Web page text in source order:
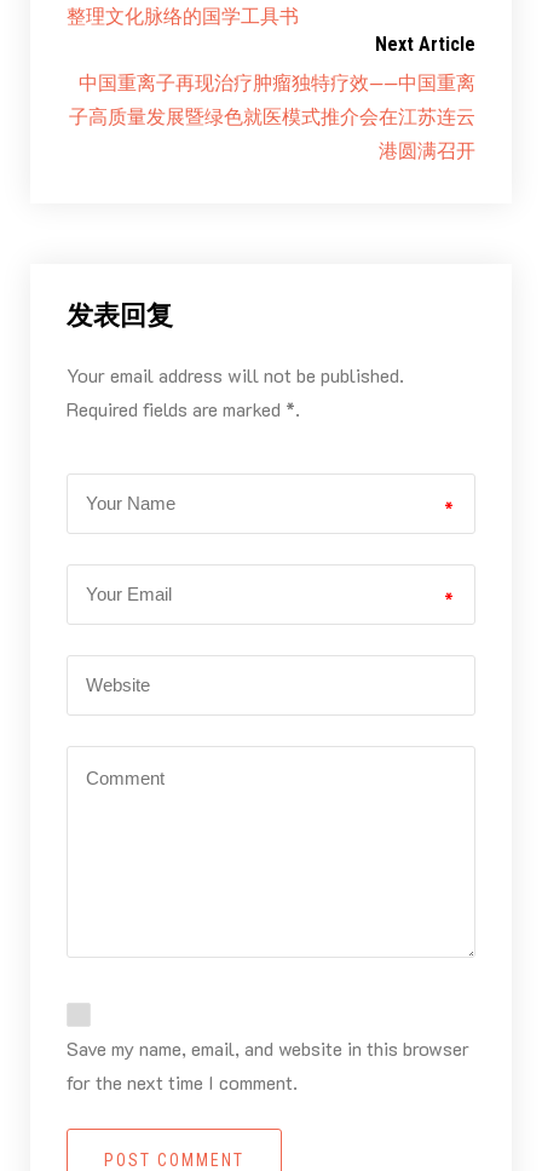
整理文化脉络的国学工具书
Next Article
中国重离子再现治疗肿瘤独特疗效——中国重离
子高质量发展暨绿色就医模式推介会在江苏连云
港圆满召开
发表回复
Your email address will not be published.
Required fields are marked *.
*
*
Save my name, email, and website in this browser
for the next time I comment.
POST COMMENT